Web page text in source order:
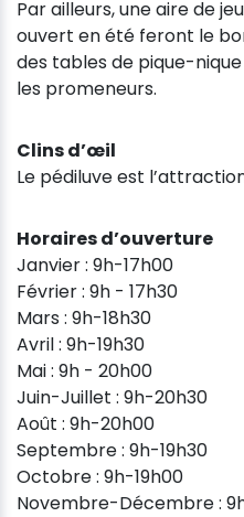
Par ailleurs, une aire de
ouvert en été feront le
des tables de pique-
les promeneurs.
Clins d’œil
Le pédiluve est
Horaires d’ouverture
Janvier : 9h-17h00
Février : 9h - 17h30
Mars : 9h-18h30
Avril : 9h-19h30
Mai : 9h - 20h00
Juin-Juillet : 9h-20h30
Août : 9h-20h00
Septembre : 9h-19h30
Octobre : 9h-19h00
Novembre-Décembre :